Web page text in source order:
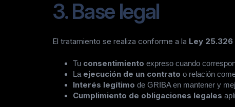
3. Base legal
El tratamiento se realiza conforme a la Ley
Tu consentimiento expreso cuando
La ejecución de un contrato o relación
Interés legítimo de GRIBA en mantener y
Cumplimiento de obligaciones legales